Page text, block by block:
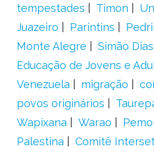
tempestades
Timon
Juazeiro
Parintins
Monte Alegre
Simão Dias
Educação de Jovens e
Venezuela
migração
povos originários
Wapixana
Warao
Palestina
Comitê